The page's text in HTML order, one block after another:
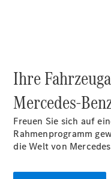
Ihre
Freuen Sie sich auf
Rahmenprogramm
die Welt von